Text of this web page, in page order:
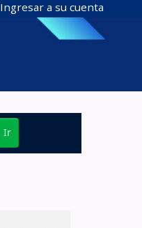
Ingresar a su cuenta
Ir